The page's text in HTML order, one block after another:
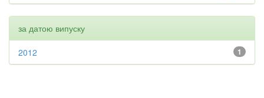
за датою випуску
1
2012